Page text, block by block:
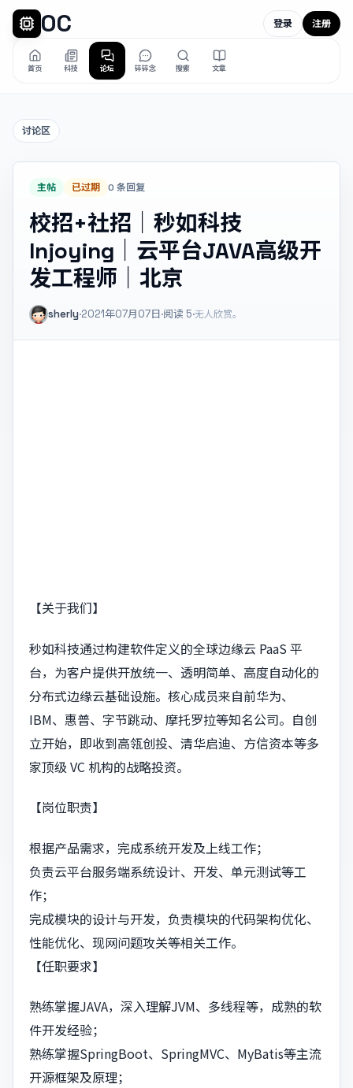
OC
首页 科技 论坛 碎碎念 搜索 文章
登录 注册
讨论区
主帖 已过期 0 条回复
校招+社招｜秒如科技
Injoying｜云平台JAVA高级开
发工程师｜北京
sherly·2021年07月07日·阅读 5·无人欣赏。
【关于我们】
秒如科技通过构建软件定义的全球边缘云 PaaS 平
台，为客户提供开放统一、透明简单、高度自动化的
分布式边缘云基础设施。核心成员来自前华为、
IBM、惠普、字节跳动、摩托罗拉等知名公司。自创
立开始，即收到高瓴创投、清华启迪、方信资本等多
家顶级 VC 机构的战略投资。
【岗位职责】
根据产品需求，完成系统开发及上线工作；
负责云平台服务端系统设计、开发、单元测试等工
作；
完成模块的设计与开发，负责模块的代码架构优化、
性能优化、现网问题攻关等相关工作。
【任职要求】
熟练掌握JAVA，深入理解JVM、多线程等，成熟的软
件开发经验；
熟练掌握SpringBoot、SpringMVC、MyBatis等主流
开源框架及原理；